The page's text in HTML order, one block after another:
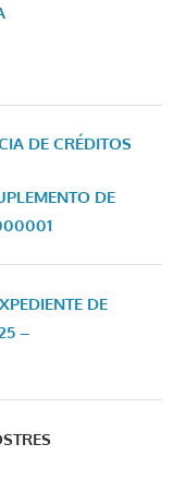
DE CRÉDITOS
DE
DE
–